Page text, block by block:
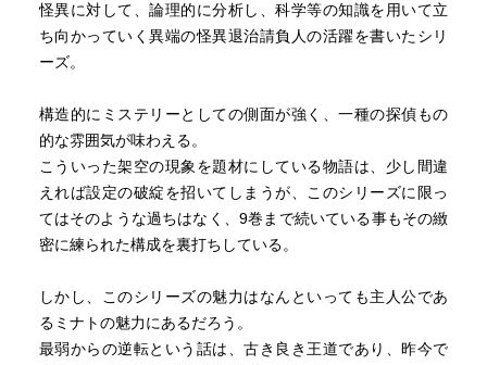
怪異に対して、論理的に分析し、科学等の知識を用いて立
ち向かっていく異端の怪異退治請負人の活躍を書いたシリ
ーズ。
構造的にミステリーとしての側面が強く、一種の探偵もの
的な雰囲気が味わえる。
こういった架空の現象を題材にしている物語は、少し間違
えれば設定の破綻を招いてしまうが、このシリーズに限っ
てはそのような過ちはなく、9巻まで続いている事もその緻
密に練られた構成を裏打ちしている。
しかし、このシリーズの魅力はなんといっても主人公であ
るミナトの魅力にあるだろう。
最弱からの逆転という話は、古き良き王道であり、昨今で